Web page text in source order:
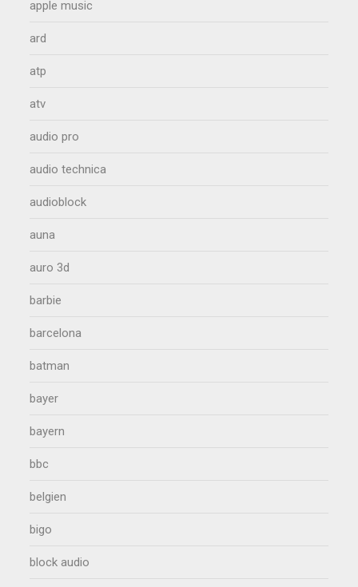
apple music
ard
atp
atv
audio pro
audio technica
audioblock
auna
auro 3d
barbie
barcelona
batman
bayer
bayern
bbc
belgien
bigo
block audio